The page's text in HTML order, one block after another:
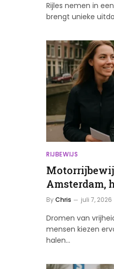
Rijles nemen in
brengt unieke
RIJBEWIJS
Amsterdam,
ByChris juli 7, 2026
Dromen van
mensen kiezen
halen…